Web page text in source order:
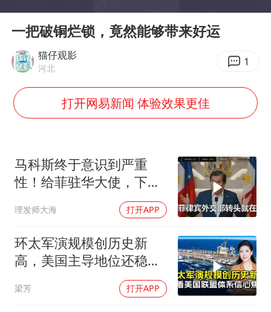
女主硬加吻戏短剧已下架
浙江台州《告全体市民书》
郑丽文：台湾从来没有“独立”过
网传《披荆斩棘2026》名单
媒体：“内容由AI生成”不是免责盾牌
人民的健康、体质、幸福一脉相承
Play
一把破铜烂锁，竟然能够带来好运
猫仔观影
河北 1
打开网易新闻 体验效果更佳
马科斯终于意识到严重
性！给菲驻华大使，下达
5个必须完成的任务
理发师大海 打开APP
环太军演规模创历史新
高，美国主导地位还稳得
梁芳 打开APP